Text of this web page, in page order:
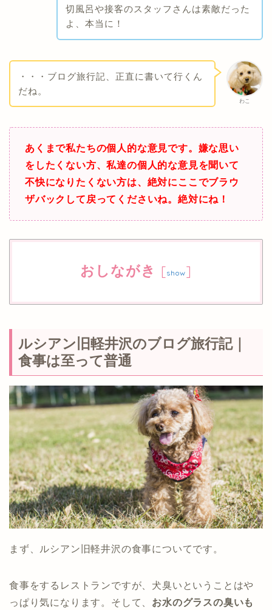
切風呂や接客のスタッフさんは素敵だった
よ、本当に！
わこ
・・・ブログ旅行記、正直に書いて行くん
だね。
あくまで私たちの個人的な意見です。嫌な思い
をしたくない方、私達の個人的な意見を聞いて
不快になりたくない方は、絶対にここでブラウ
ザバックして戻ってくださいね。絶対にね！
おしながき [show]
ルシアン旧軽井沢のブログ旅行記｜
食事は至って普通
まず、ルシアン旧軽井沢の食事についてです。
食事をするレストランですが、犬臭いということはや
っぱり気になります。そして、 お水のグラスの臭いも